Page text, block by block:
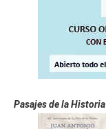
Pasajes de la Historia